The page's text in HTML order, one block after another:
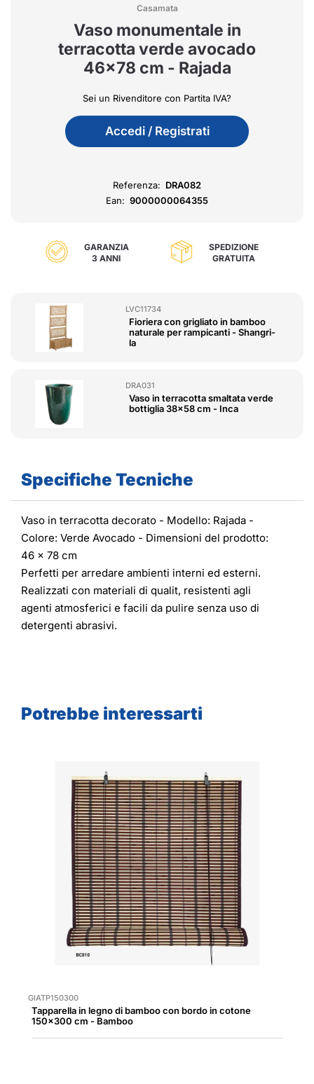
Casamata
Vaso monumentale in
terracotta verde avocado
46x78 cm - Rajada
Sei un Rivenditore con Partita IVA?
Accedi / Registrati
Referenza: DRA082
Ean: 9000000064355
GARANZIA
3 ANNI
SPEDIZIONE
GRATUITA
LVC11734
Fioriera con grigliato in bamboo
naturale per rampicanti - Shangri-
la
DRA031
Vaso in terracotta smaltata verde
bottiglia 38x58 cm - Inca
Specifiche Tecniche
Vaso in terracotta decorato - Modello: Rajada -
Colore: Verde Avocado - Dimensioni del prodotto:
46 x 78 cm
Perfetti per arredare ambienti interni ed esterni.
Realizzati con materiali di qualit, resistenti agli
agenti atmosferici e facili da pulire senza uso di
detergenti abrasivi.
Potrebbe interessarti
GIATP150300
Tapparella in legno di bamboo con bordo in cotone
150x300 cm - Bamboo